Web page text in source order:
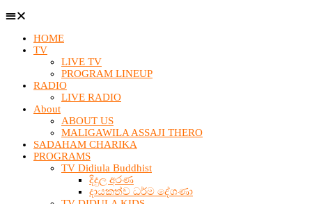
HOME
TV
LIVE TV
PROGRAM LINEUP
RADIO
LIVE RADIO
About
ABOUT US
MALIGAWILA ASSAJI THERO
SADAHAM CHARIKA
PROGRAMS
TV Didiula Buddhist
දිදුල අරණ
දායකත්ව ධර්ම දේශණා